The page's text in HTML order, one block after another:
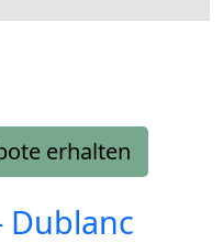
erhalten
Dublanc